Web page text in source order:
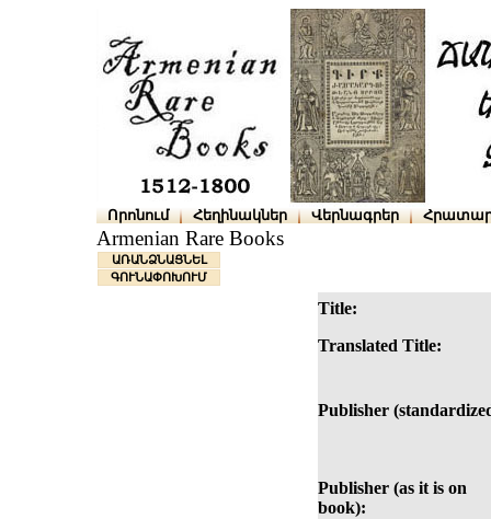
Որոնում Հեղինակներ Վերնագրեր
Armenian Rare Books
ԱՌԱՆՁՆԱՑՆԵԼ
ԳՈՒՆԱՓՈԽՈՒՄ
Title:
Translated Title:
Publisher
Publisher (as it is on
book):